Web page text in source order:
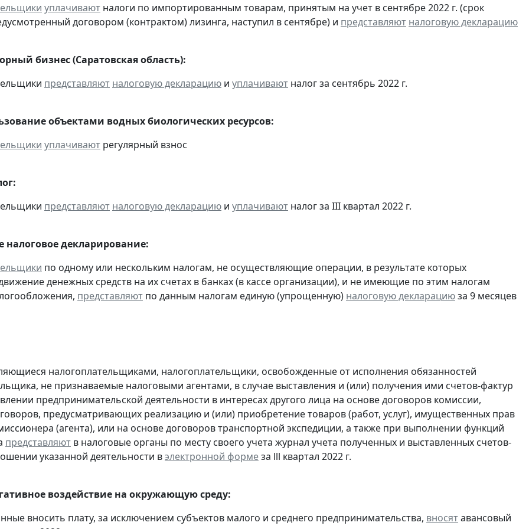
уплачивают налоги по импортированным товарам, принятым на учет в сентябре 2022 г. (срок
договором (контрактом) лизинга, наступил в сентябре) и представляют налоговую декларацию
бизнес (Саратовская область):
представляют налоговую декларацию и уплачивают налог за сентябрь 2022 г.
объектами водных биологических ресурсов:
уплачивают регулярный взнос
представляют налоговую декларацию и уплачивают налог за III квартал 2022 г.
налоговое декларирование:
по одному или нескольким налогам, не осуществляющие операции, в результате которых
денежных средств на их счетах в банках (в кассе организации), и не имеющие по этим налогам
представляют по данным налогам единую (упрощенную) налоговую декларациюза 9 месяцев
налогоплательщиками, налогоплательщики, освобожденные от исполнения обязанностей
не признаваемые налоговыми агентами, в случае выставления и (или) получения ими счетов-фактур
предпринимательской деятельности в интересах другого лица на основе договоров комиссии,
предусматривающих реализацию и (или) приобретение товаров (работ, услуг), имущественных прав
(агента), или на основе договоров транспортной экспедиции, а также при выполнении функций
представляют в налоговые органы по месту своего учета журнал учета полученных и выставленных счетов-
указанной деятельности вэлектронной формеза lll квартал 2022 г.
воздействие на окружающую среду:
вносить плату, за исключением субъектов малого и среднего предпринимательства, вносятавансовый